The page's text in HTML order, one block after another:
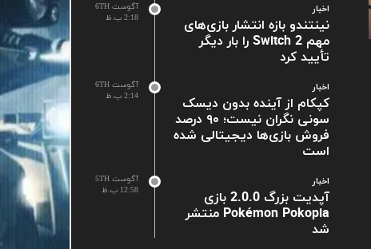
آگوست 6TH
2:18 ب.ظ
اخبار
نینتندو بازه انتشار بازی‌های
مهم Switch 2 را بار دیگر
تأیید کرد
آگوست 6TH
2:14 ب.ظ
اخبار
کپکام از آینده بدون دیسک
سونی نگران نیست؛ ۹۰ درصد
فروش بازی‌ها دیجیتالی شده
است
آگوست 5TH
12:58 ب.ظ
اخبار
آپدیت بزرگ 2.0.0 بازی
Pokémon Pokopia منتشر
شد